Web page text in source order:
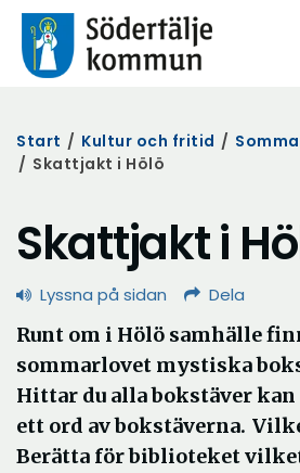
Start / Kultur och fritid /
/ Skattjakt i Hölö
Skattjakt i
Lyssna på sidan Dela
Runt om i Hölö samhälle
sommarlovet mystiska
Hittar du alla bokstäver kan
ett ord av bokstäverna.
Berätta för biblioteket